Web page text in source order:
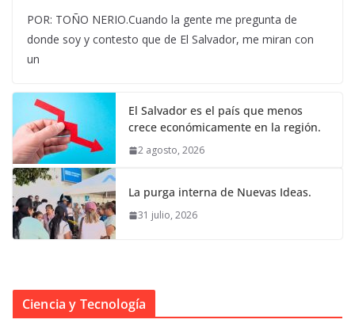
POR: TOÑO NERIO.Cuando la gente me pregunta de
donde soy y contesto que de El Salvador, me miran con
un
El Salvador es el país que menos
crece económicamente en la región.
2 agosto, 2026
La purga interna de Nuevas Ideas.
31 julio, 2026
Ciencia y Tecnología